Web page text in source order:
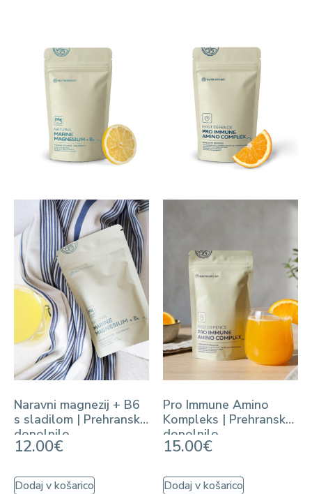
Naravni magnezij + B6
s sladilom | Prehransko
dopolnilo
12.00€
Dodaj v košarico
Pro Immune Amino
Kompleks | Prehransko
dopolnilo
15.00€
Dodaj v košarico